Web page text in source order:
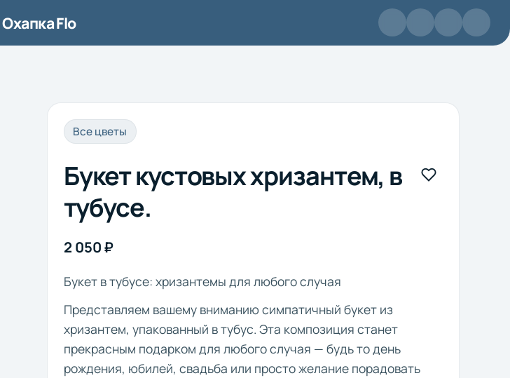
Охапка Flo
Все цветы
Букет кустовых хризантем, в
тубусе.
2 050 ₽
Букет в тубусе: хризантемы для любого случая
Представляем вашему вниманию симпатичный букет из
хризантем, упакованный в тубус. Эта композиция станет
прекрасным подарком для любого случая — будь то день
рождения, юбилей, свадьба или просто желание порадовать